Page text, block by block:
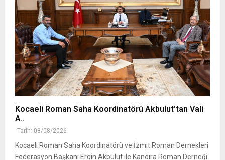
Kocaeli Roman Saha Koordinatörü Akbulut’tan Vali
A..
Tarih: 08/08/2026
Kocaeli Roman Saha Koordinatörü ve İzmit Roman Dernekleri
Federasyon Başkanı Ergin Akbulut ile Kandıra Roman Derneği